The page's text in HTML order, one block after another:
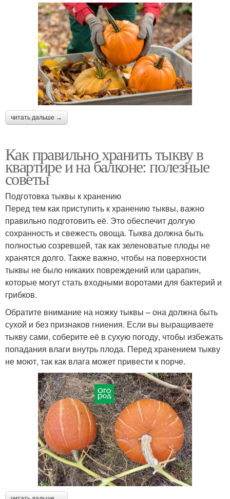
читать дальше →
Как правильно хранить тыкву в
квартире и на балконе: полезные
советы
Подготовка тыквы к хранению
Перед тем как приступить к хранению тыквы, важно
правильно подготовить её. Это обеспечит долгую
сохранность и свежесть овоща. Тыква должна быть
полностью созревшей, так как зеленоватые плоды не
хранятся долго. Также важно, чтобы на поверхности
тыквы не было никаких повреждений или царапин,
которые могут стать входными воротами для бактерий и
грибков.
Обратите внимание на ножку тыквы – она должна быть
сухой и без признаков гниения. Если вы выращиваете
тыкву сами, соберите её в сухую погоду, чтобы избежать
попадания влаги внутрь плода. Перед хранением тыкву
не моют, так как влага может привести к порче.